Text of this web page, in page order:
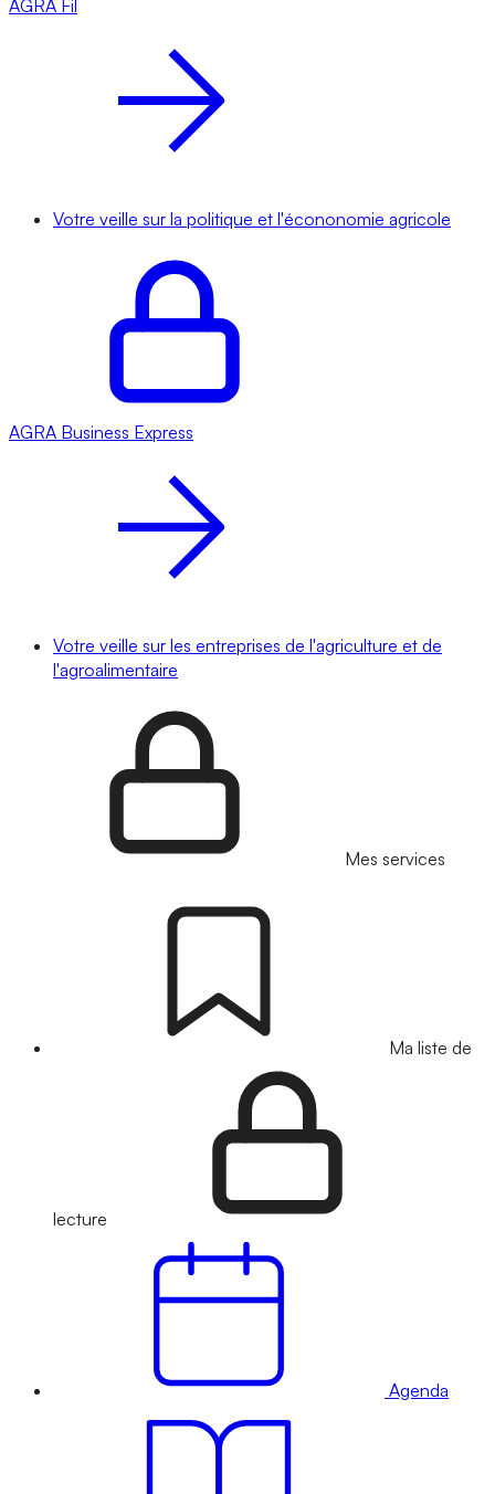
AGRA Fil
Votre veille sur la politique et l'écononomie agricole
AGRA Business Express
Votre veille sur les entreprises de l'agriculture et de
l'agroalimentaire
Mes services
Ma liste de
lecture
Agenda